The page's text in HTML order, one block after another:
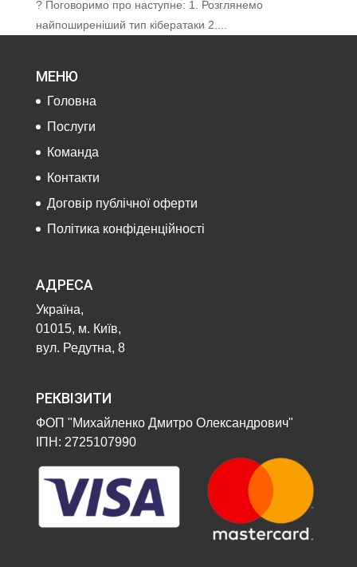
? Поговоримо про наступне: 1. Розглянемо
найпоширеніший тип кібератаки 2....
МЕНЮ
Головна
Послуги
Команда
Контакти
Договір публічної оферти
Політика конфіденційності
АДРЕСА
Україна,
01015, м. Київ,
вул. Редутна, 8
РЕКВІЗИТИ
ФОП "Михайленко Дмитро Олександрович"
ІПН: 2725107990